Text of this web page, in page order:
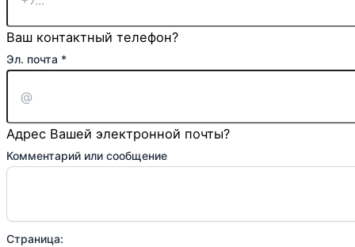
Ваш контактный телефон?
Комментарий
почта
Эл. почта *
Адрес Вашей электронной почты?
Комментарий или сообщение
Страница: